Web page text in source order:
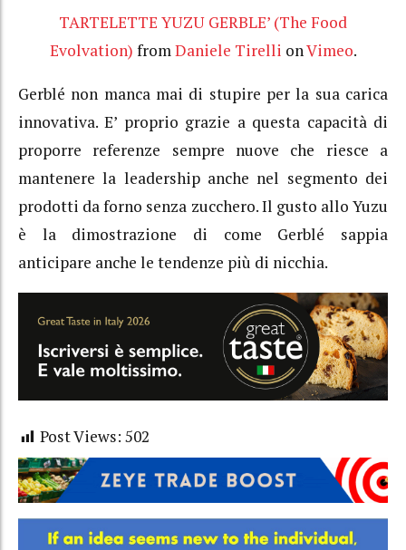
TARTELETTE YUZU GERBLE’ (The Food
Evolvation) fromDaniele Tirelli onVimeo.
Gerblé non manca mai di stupire per la sua carica
innovativa. E’ proprio grazie a questa capacità di
proporre referenze sempre nuove che riesce a
mantenere la leadership anche nel segmento dei
prodotti da forno senza zucchero. Il gusto allo Yuzu
è la dimostrazione di come Gerblé sappia
anticipare anche le tendenze più di nicchia.
Post Views: 502